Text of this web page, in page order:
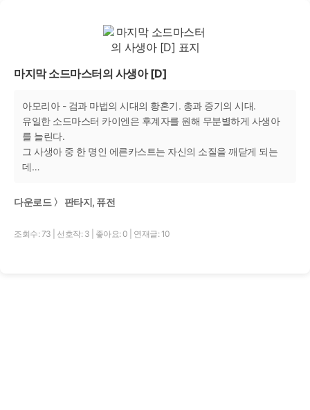
마지막 소드마스터의 사생아 [D]
아모리아 - 검과 마법의 시대의 황혼기. 총과 증기의 시대.
유일한 소드마스터 카이엔은 후계자를 원해 무분별하게 사생아
를 늘린다.
그 사생아 중 한 명인 에른카스트는 자신의 소질을 깨닫게 되는
데…
다운로드 〉 판타지, 퓨전
조회수: 73 선호작: 3 좋아요: 0 연재글: 10